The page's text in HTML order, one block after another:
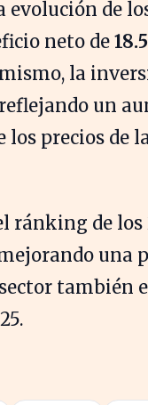
de
neto de
la
un
precios de
ránking de
una
también